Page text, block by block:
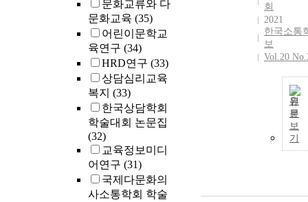
문화교류와 다
문화교육 (35)
어린이문학교
육연구 (34)
HRD연구 (33)
상담심리교육
복지 (33)
한국상담학회
학술대회 논문집
(32)
교육정보미디
어연구 (31)
국제다문화의
사소통학회 학술
회
2021
한국소통
보
Vol.20
원
문
보
기